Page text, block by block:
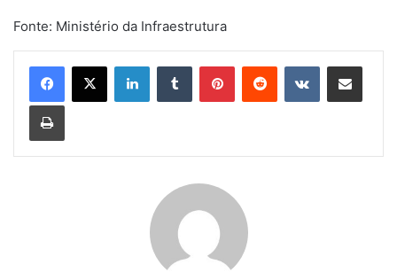
Fonte: Ministério da Infraestrutura
LinkedinTumblr PinterestReddit VK Compartilhar via e-mail
Imprimir